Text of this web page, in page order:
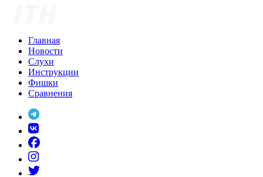
Главная
Новости
Слухи
Инструкции
Фишки
Сравнения